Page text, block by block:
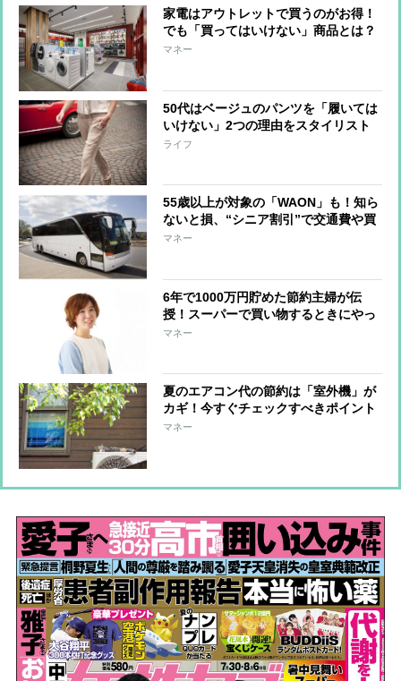
家電はアウトレットで買うのがお得！
でも「買ってはいけない」商品とは？
マネー
50代はベージュのパンツを「履いては
いけない」2つの理由をスタイリスト
が解説
ライフ
55歳以上が対象の「WAON」も！知ら
ないと損、“シニア割引”で交通費や買
い物がお得に
マネー
6年で1000万円貯めた節約主婦が伝
授！スーパーで買い物するときにやっ
てはいけない5つのこと
マネー
夏のエアコン代の節約は「室外機」が
カギ！今すぐチェックすべきポイント
マネー